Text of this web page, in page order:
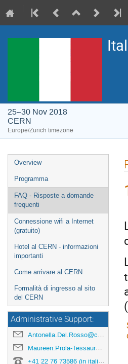
25–30 Nov 2018
CERN
Europe/Zurich timezone
Event
menu
Overview
Programma
FAQ - Risposte a domande
frequenti
Connessione wifi a Internet
(gratuito)
Hotel al CERN - informazioni
importanti
Come arrivare al CERN
Formalità di ingresso al sito
del CERN
Administrative Support:
Antonella.Del.Rosso@cern.ch
Maureen.Prola-Tessaur@cern.ch
+41 22 76 73586 (in italiano)